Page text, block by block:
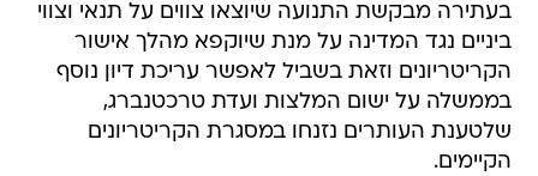
בעתירה מבקשת התנועה שיוצאו צווים על תנאי וצווי
ביניים נגד המדינה על מנת שיוקפא מהלך אישור
הקריטריונים וזאת בשביל לאפשר עריכת דיון נוסף
בממשלה על ישום המלצות ועדת טרכטנברג,
שלטענת העותרים נזנחו במסגרת הקריטריונים
הקיימים.